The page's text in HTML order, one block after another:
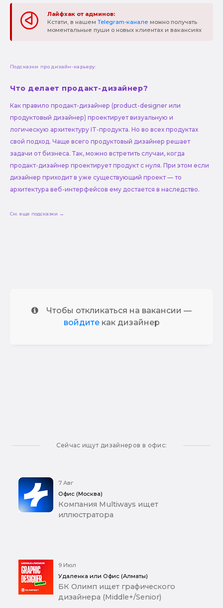
Лайфхак от админов:
Кстати, в нашем Telegram-канале можно получать
моментальные пуши о новых клиентах и вакансиях
Подсказки про дизайн-карьеру:
Что делает продакт-дизайнер?
Как правило продакт-дизайнер (product-designer или
продуктовый дизайнер) проектирует визуальную и
логическую архитектуру IT-продукта. Но во всех продуктах
свой подход. Чаще всего продуктовый дизайнер решает
задачи от бизнеса. Так, можно встретить случаи, когда
продакт-дизайнер проектирует продукт с нуля. При этом если
дизайнер приходит в уже существующий проект — то
архитектура веб-интерфейсов ему достается в наследство.
См. еще подсказки →
Чтобы откликаться на вакансии —
войдитекак дизайнер
Сейчас ищут дизайнеров в офис:
7 Авг
Офис (Москва)
Компания Multiways ищет
иллюстратора
9 Июл
Удаленка или Офис (Алматы)
БК Олимп ищет графического
дизайнера (Middle+/Senior)